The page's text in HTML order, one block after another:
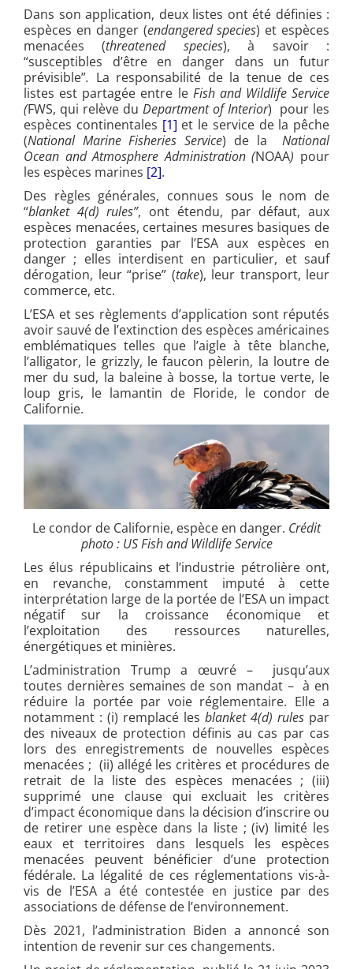
Dans son application, deux listes ont été définies :
espèces en danger (endangered species) et espèces
menacées (threatened species), à savoir :
“susceptibles d’être en danger dans un futur
prévisible”. La responsabilité de la tenue de ces
listes est partagée entre le Fish and Wildlife Service
(FWS, qui relève du Department of Interior) pour les
espèces continentales [1] et le service de la pêche
(National Marine Fisheries Service) de laNational
Ocean and Atmosphere Administration (NOAA) pour
les espèces marines [2].
Des règles générales, connues sous le nom de
“blanket 4(d) rules”, ont étendu, par défaut, aux
espèces menacées, certaines mesures basiques de
protection garanties par l’ESA aux espèces en
danger ; elles interdisent en particulier, et sauf
dérogation, leur “prise” (take), leur transport, leur
commerce, etc.
L’ESA et ses règlements d’application sont réputés
avoir sauvé de l’extinction des espèces américaines
emblématiques telles que l’aigle à tête blanche,
l’alligator, le grizzly, le faucon pèlerin, la loutre de
mer du sud, la baleine à bosse, la tortue verte, le
loup gris, le lamantin de Floride, le condor de
Californie.
Le condor de Californie, espèce en danger. Crédit
photo : US Fish and Wildlife Service
Les élus républicains et l’industrie pétrolière ont,
en revanche, constamment imputé à cette
interprétation large de la portée de l’ESA un impact
négatif sur la croissance économique et
l’exploitation des ressources naturelles,
énergétiques et minières.
L’administration Trump a œuvré – jusqu’aux
toutes dernières semaines de son mandat – à en
réduire la portée par voie réglementaire. Elle a
notamment : (i) remplacé les blanket 4(d) rules par
des niveaux de protection définis au cas par cas
lors des enregistrements de nouvelles espèces
menacées ; (ii) allégé les critères et procédures de
retrait de la liste des espèces menacées ; (iii)
supprimé une clause qui excluait les critères
d’impact économique dans la décision d’inscrire ou
de retirer une espèce dans la liste ; (iv) limité les
eaux et territoires dans lesquels les espèces
menacées peuvent bénéficier d’une protection
fédérale. La légalité de ces réglementations vis-à-
vis de l’ESA a été contestée en justice par des
associations de défense de l’environnement.
Dès 2021, l’administration Biden a annoncé son
intention de revenir sur ces changements.